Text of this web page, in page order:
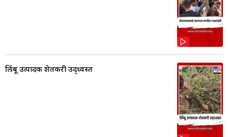
लिंबू उत्पादक शेतकरी उद्ध्वस्त